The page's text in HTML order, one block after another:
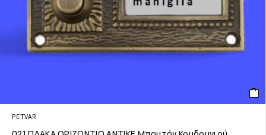
PETVAR